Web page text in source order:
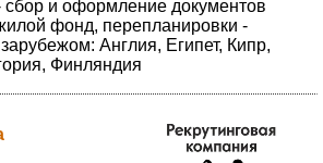
сбор и оформление документов
фонд, перепланировки -
Англия, Египет, Кипр,
Финляндия